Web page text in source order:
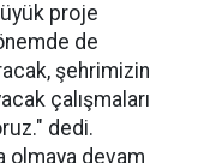
proje
de
şehrimizin
çalışmaları
dedi.
olmaya devam